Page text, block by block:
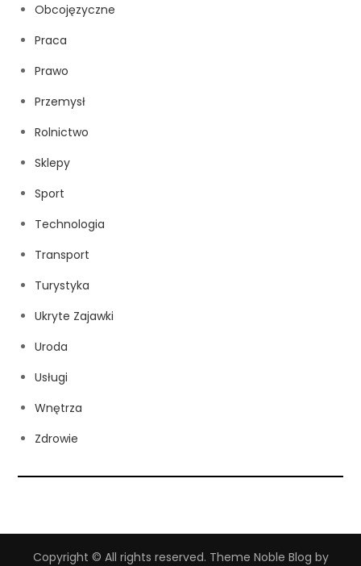
Obcojęzyczne
Praca
Prawo
Przemysł
Rolnictwo
Sklepy
Sport
Technologia
Transport
Turystyka
Ukryte Zajawki
Uroda
Usługi
Wnętrza
Zdrowie
Copyright © All rights reserved. Theme Noble Blog by